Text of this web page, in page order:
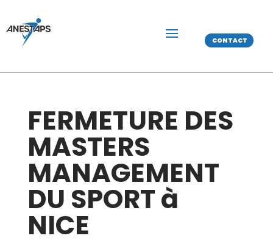
CONTACT
FERMETURE DES
MASTERS
MANAGEMENT
DU SPORT à
NICE